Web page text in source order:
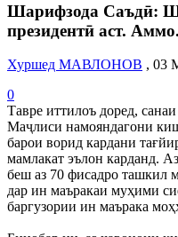
Шарифзода Саъдӣ:
президентӣ аст.
Хуршед МАВЛОНОВ , 03
0
Тавре иттилоъ доред,
Маҷлиси намояндагони
барои ворид кардани
мамлакат эълон карданд.
беш аз 70 фисадро ташкил
дар ин маъракаи муҳими
баргузории ин маърака